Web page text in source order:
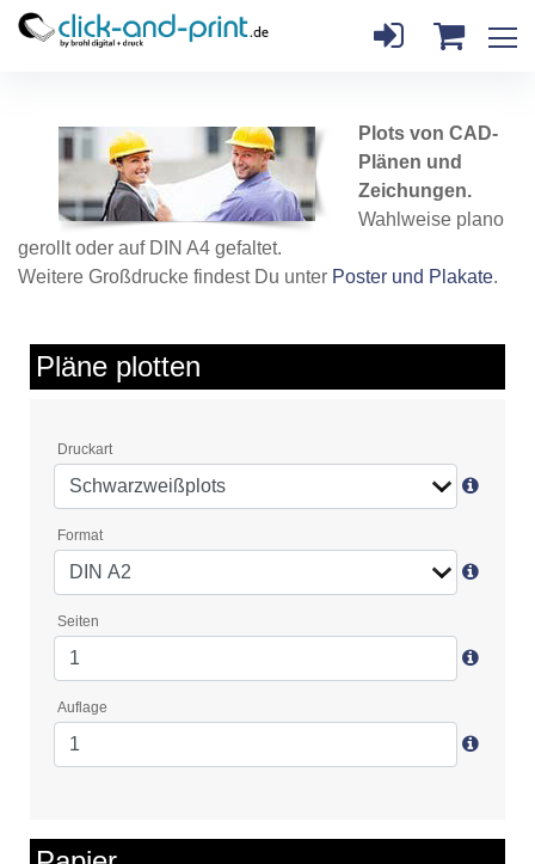
Plots von CAD-
Plänen und
Zeichungen.
Wahlweise plano
gerollt oder auf DIN A4 gefaltet.
Weitere Großdrucke findest Du unter Poster und Plakate.
Pläne plotten
Druckart
Format
Seiten
Auflage